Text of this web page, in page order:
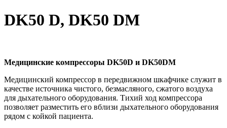
DK50 D, DK50 DM
Медицинскиe компрессоры DK50D и DK50DM
Медицинский компрессор в передвижном шкафчике служит в
качестве источника чистого, безмасляного, сжатого воздуха
для дыхательного оборудования. Тихий ход компрессора
позволяет разместить его вблизи дыхательного оборудования
рядом с койкой пациента.